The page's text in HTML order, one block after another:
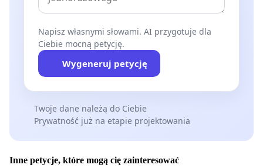
Napisz własnymi słowami. AI przygotuje dla
Ciebie mocną petycję.
Wygeneruj petycję
Twoje dane należą do Ciebie
Prywatność już na etapie projektowania
Inne petycje, które mogą cię zainteresować